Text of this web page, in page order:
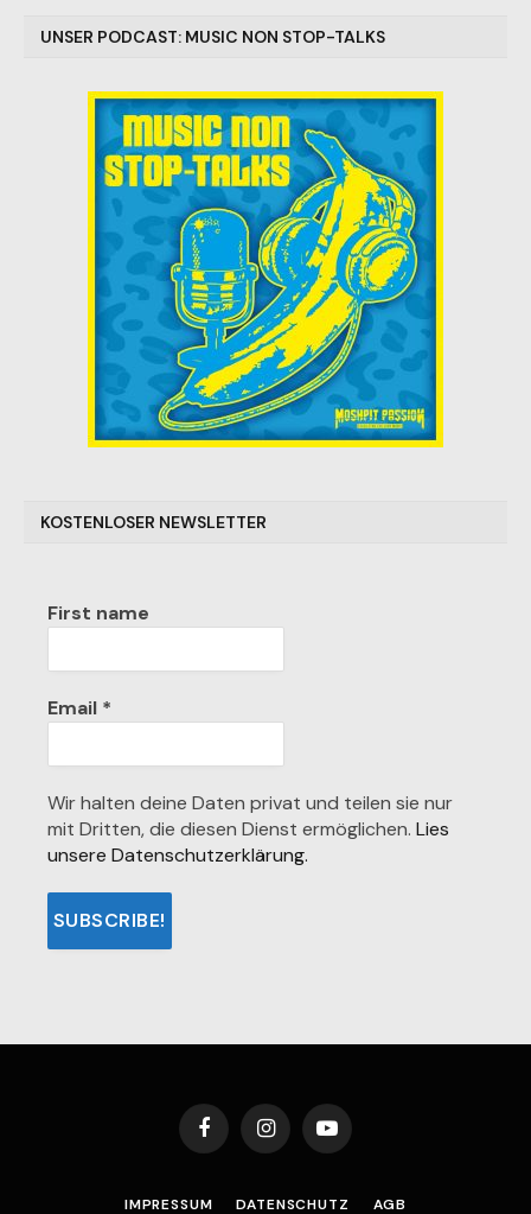
UNSER PODCAST: MUSIC NON STOP-TALKS
KOSTENLOSER NEWSLETTER
First name
Email *
Wir halten deine Daten privat und teilen sie nur
mit Dritten, die diesen Dienst ermöglichen. Lies
unsere Datenschutzerklärung.
FacebookInstagramYouTube
IMPRESSUM DATENSCHUTZ AGB